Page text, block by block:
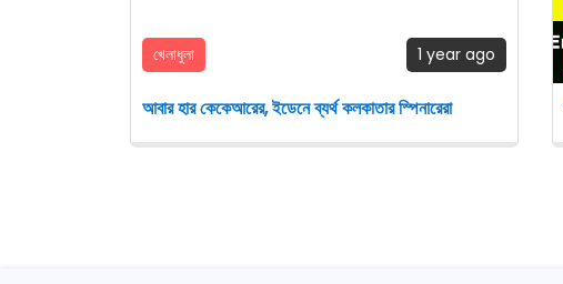
খেলাধুলা 1 year ago
আবার হার কেকেআরের, ইডেনে ব্যর্থ কলকাতার স্পিনারেরা